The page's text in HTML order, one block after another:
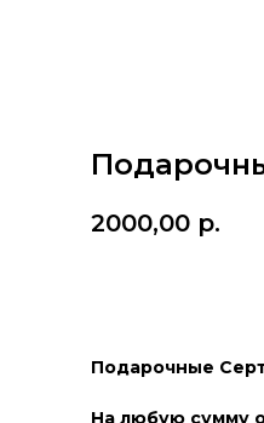
2000,00 р.
Подарочные
На любую сумму